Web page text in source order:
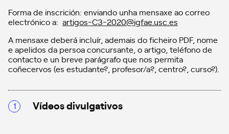
Forma de inscrición: enviando unha mensaxe ao correo
electrónico a: artigos-C3-2020@igfae.usc.es
A mensaxe deberá incluír, ademais do ficheiro PDF, nome
e apelidos da persoa concursante, o artigo, teléfono de
contacto e un breve parágrafo que nos permita
coñecervos (es estudante?, profesor/a?, centro?, curso?).
Vídeos divulgativos